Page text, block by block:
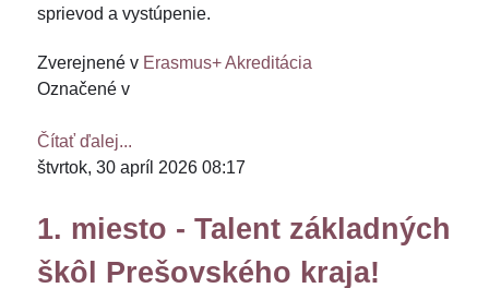
sprievod a vystúpenie.
Zverejnené v Erasmus+ Akreditácia
Označené v
Čítať ďalej...
štvrtok, 30 apríl 2026 08:17
1. miesto - Talent základných
škôl Prešovského kraja!